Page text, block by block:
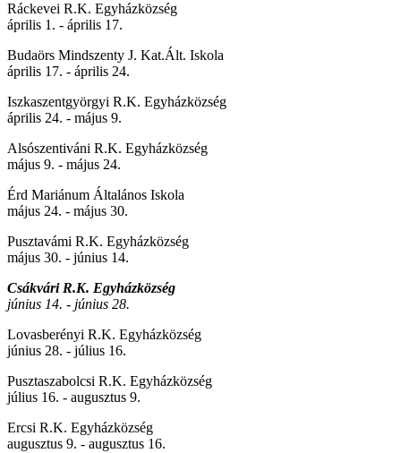
Ráckevei R.K. Egyházközség
április 1. - április 17.
Budaörs Mindszenty J. Kat.Ált. Iskola
április 17. - április 24.
Iszkaszentgyörgyi R.K. Egyházközség
április 24. - május 9.
Alsószentiváni R.K. Egyházközség
május 9. - május 24.
Érd Mariánum Általános Iskola
május 24. - május 30.
Pusztavámi R.K. Egyházközség
május 30. - június 14.
Csákvári R.K. Egyházközség
június 14. - június 28.
Lovasberényi R.K. Egyházközség
június 28. - július 16.
Pusztaszabolcsi R.K. Egyházközség
július 16. - augusztus 9.
Ercsi R.K. Egyházközség
augusztus 9. - augusztus 16.